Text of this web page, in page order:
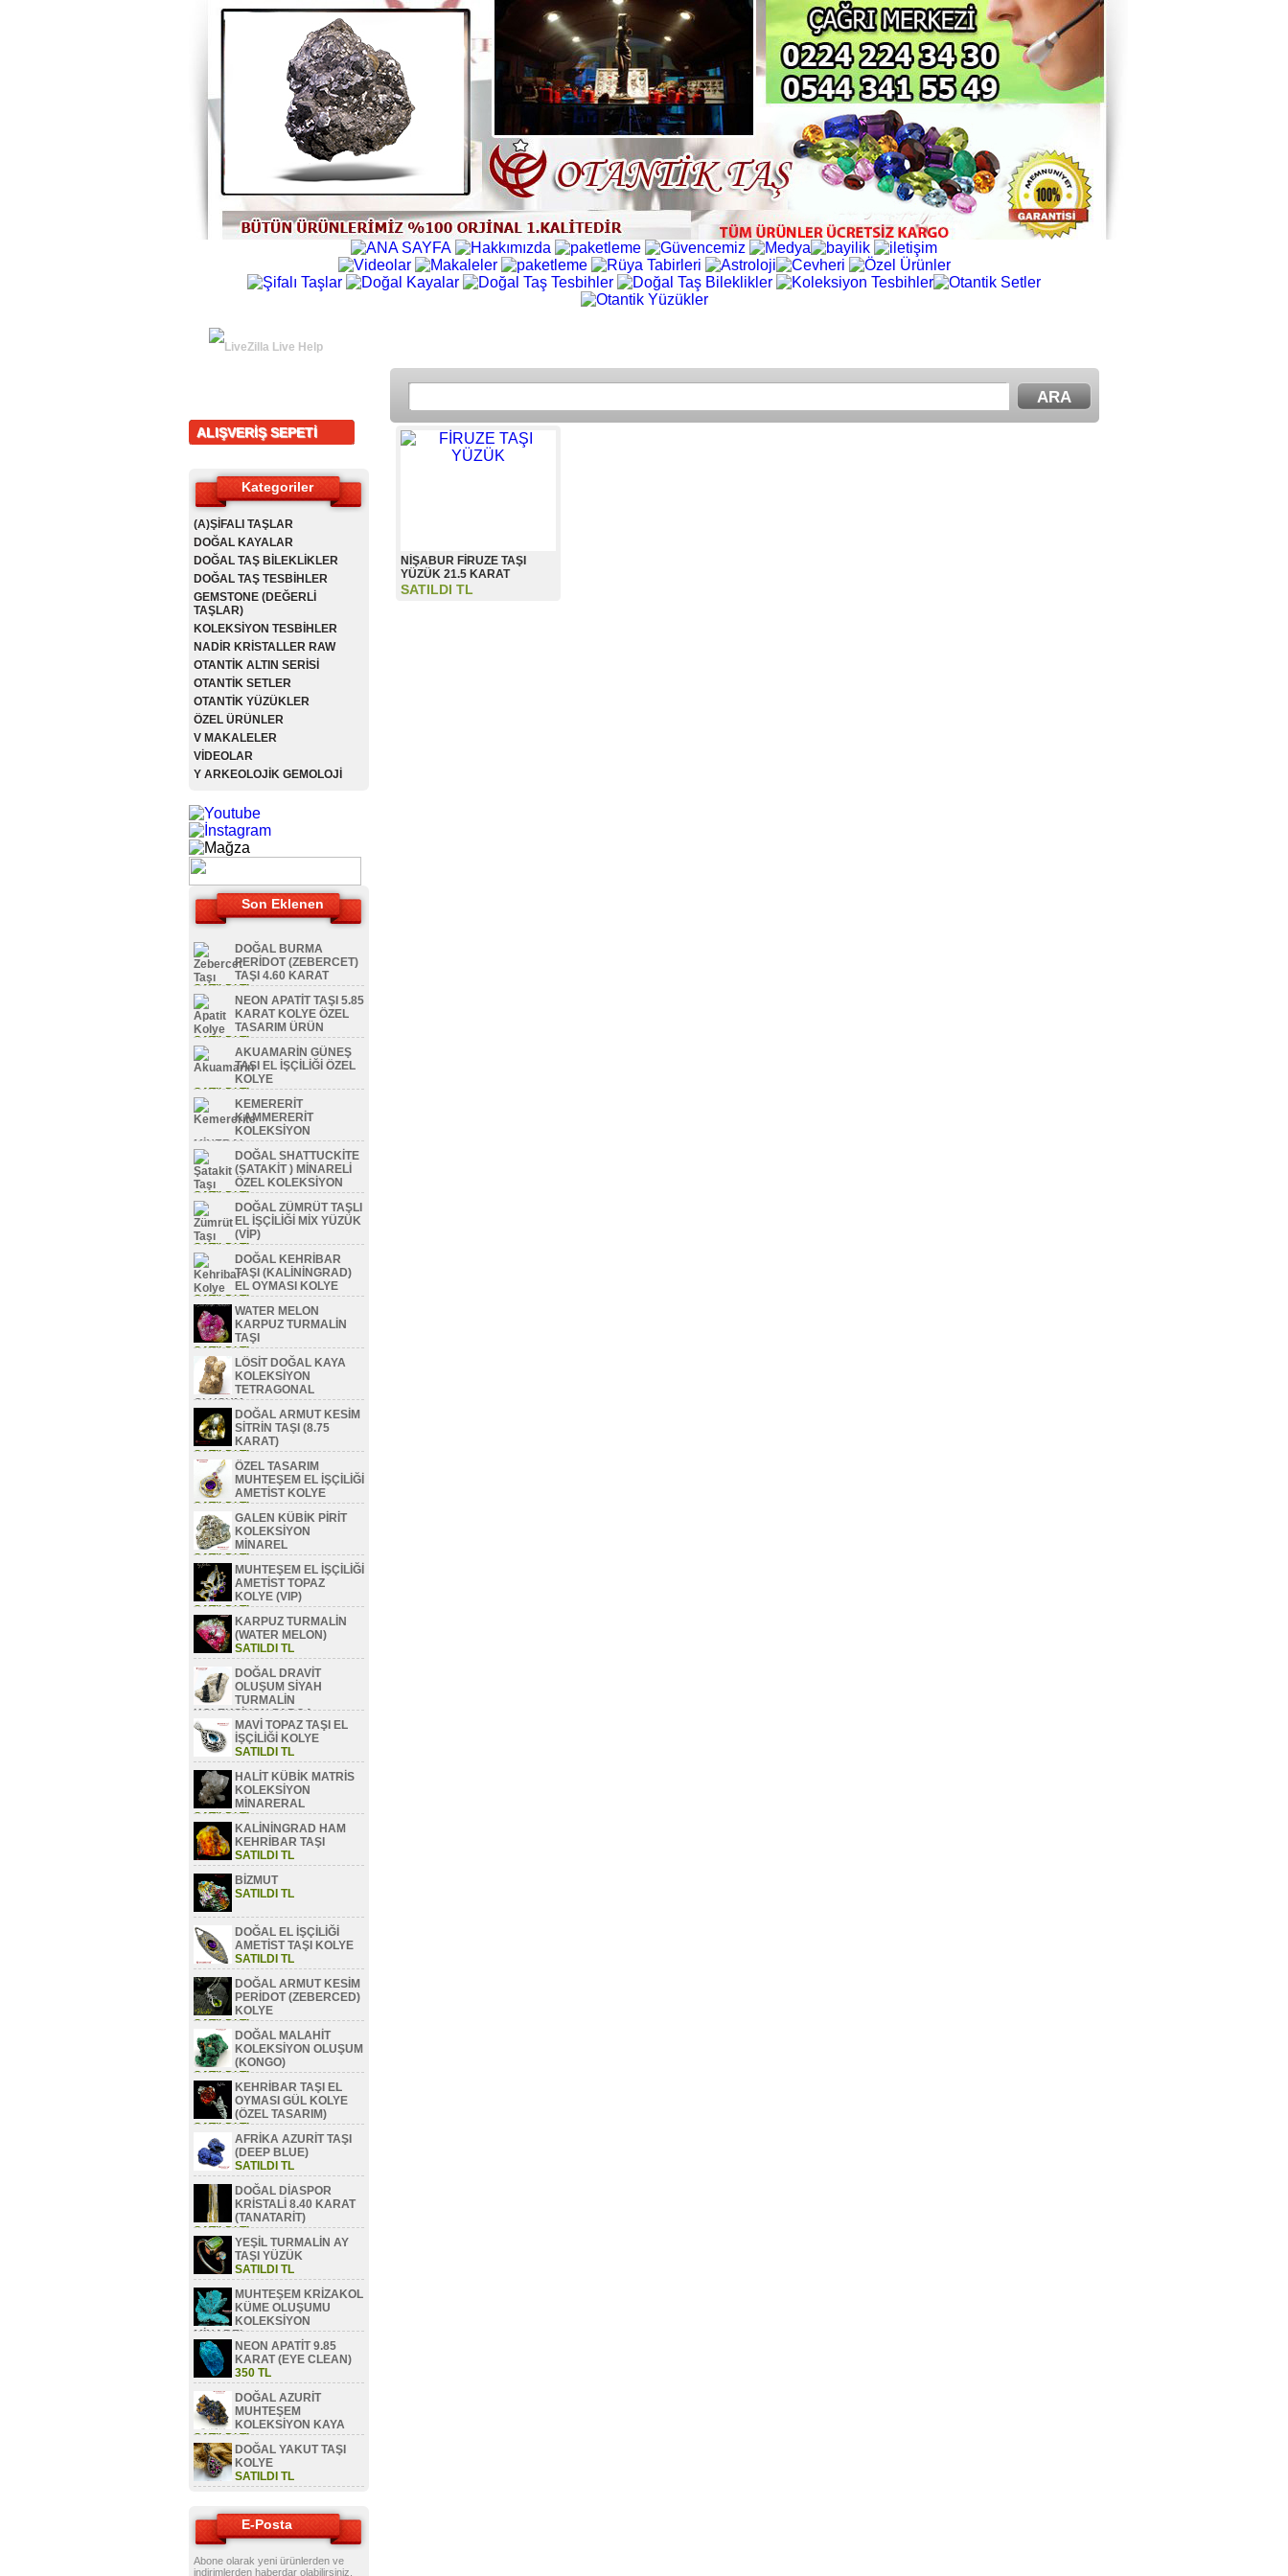
ALIŞVERİŞ SEPETİ
Kategoriler
(A)ŞİFALI TAŞLAR
DOĞAL KAYALAR
DOĞAL TAŞ BİLEKLİKLER
DOĞAL TAŞ TESBİHLER
GEMSTONE (DEĞERLİ
TAŞLAR)
KOLEKSİYON TESBİHLER
NADİR KRİSTALLER RAW
OTANTİK ALTIN SERİSİ
OTANTİK SETLER
OTANTİK YÜZÜKLER
ÖZEL ÜRÜNLER
V MAKALELER
VİDEOLAR
Y ARKEOLOJİK GEMOLOJİ
Son Eklenen
DOĞAL BURMA
PERİDOT (ZEBERCET)
TAŞI 4.60 KARAT
SATILDI TL
NEON APATİT TAŞI 5.85
KARAT KOLYE ÖZEL
TASARIM ÜRÜN
SATILDI TL
AKUAMARİN GÜNEŞ
TAŞI EL İŞÇİLİĞİ ÖZEL
KOLYE
SATILDI TL
KEMERERİT
KAMMERERİT
KOLEKSİYON
MİNERAL
SATILDI TLDOĞAL SHATTUCKİTE
(ŞATAKİT ) MİNARELİ
ÖZEL KOLEKSİYON
SATILDI TL
DOĞAL ZÜMRÜT TAŞLI
EL İŞÇİLİĞİ MİX YÜZÜK
(VİP)
SATILDI TL
DOĞAL KEHRİBAR
TAŞI (KALİNİNGRAD)
EL OYMASI KOLYE
SATILDI TL
WATER MELON
KARPUZ TURMALİN
TAŞI
SATILDI TL
LÖSİT DOĞAL KAYA
KOLEKSİYON
TETRAGONAL
OLUŞUM
SATILDI TLDOĞAL ARMUT KESİM
SİTRİN TAŞI (8.75
KARAT)
SATILDI TL
ÖZEL TASARIM
MUHTEŞEM EL İŞÇİLİĞİ
AMETİST KOLYE
SATILDI TL
GALEN KÜBİK PİRİT
KOLEKSİYON
MİNAREL
SATILDI TL
MUHTEŞEM EL İŞÇİLİĞİ
AMETİST TOPAZ
KOLYE (VIP)
SATILDI TL
KARPUZ TURMALİN
(WATER MELON)
SATILDI TL
DOĞAL DRAVİT
OLUŞUM SİYAH
TURMALİN
KOLEKSİYON PARÇA
SATILDI TLMAVİ TOPAZ TAŞI EL
İŞÇİLİĞİ KOLYE
SATILDI TL
HALİT KÜBİK MATRİS
KOLEKSİYON
MİNARERAL
SATILDI TL
KALİNİNGRAD HAM
KEHRİBAR TAŞI
SATILDI TL
BİZMUT
SATILDI TL
DOĞAL EL İŞÇİLİĞİ
AMETİST TAŞI KOLYE
SATILDI TL
DOĞAL ARMUT KESİM
PERİDOT (ZEBERCED)
KOLYE
SATILDI TL
DOĞAL MALAHİT
KOLEKSİYON OLUŞUM
(KONGO)
SATILDI TL
KEHRİBAR TAŞI EL
OYMASI GÜL KOLYE
(ÖZEL TASARIM)
SATILDI TL
AFRİKA AZURİT TAŞI
(DEEP BLUE)
SATILDI TL
DOĞAL DİASPOR
KRİSTALİ 8.40 KARAT
(TANATARİT)
SATILDI TL
YEŞİL TURMALİN AY
TAŞI YÜZÜK
SATILDI TL
MUHTEŞEM KRİZAKOL
KÜME OLUŞUMU
KOLEKSİYON
MİNAREL
SATILDI TLNEON APATİT 9.85
KARAT (EYE CLEAN)
350 TL
DOĞAL AZURİT
MUHTEŞEM
KOLEKSİYON KAYA
SATILDI TL
DOĞAL YAKUT TAŞI
KOLYE
SATILDI TL
E-Posta
Abone olarak yeni ürünlerden ve
indirimlerden haberdar olabilirsiniz.
NİŞABUR FİRUZE TAŞI
YÜZÜK 21.5 KARAT
SATILDI TL